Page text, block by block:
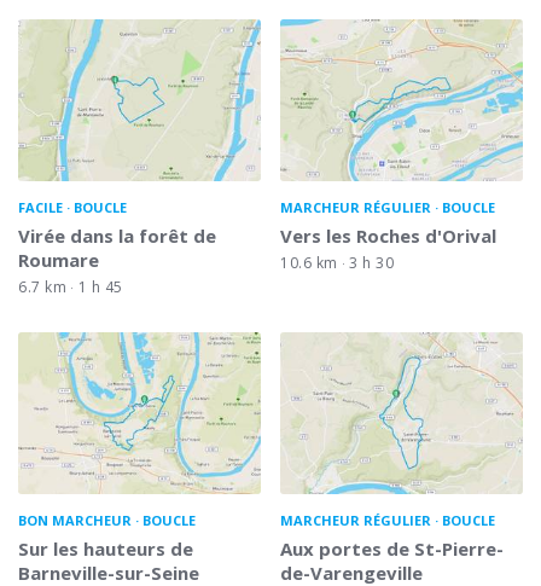
FACILE BOUCLE
Virée dans la forêt de
Roumare
6.7 km 1 h 45
MARCHEUR RÉGULIER BOUCLE
Vers les Roches d'Orival
10.6 km 3 h 30
BON MARCHEUR BOUCLE
Sur les hauteurs de
Barneville-sur-Seine
MARCHEUR RÉGULIER BOUCLE
Aux portes de St-Pierre-
de-Varengeville